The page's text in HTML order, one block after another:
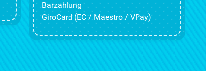
Barzahlung
GiroCard (EC / Maestro / VPay)